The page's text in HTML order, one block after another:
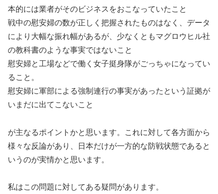
本的には業者がそのビジネスをおこなっていたこと
戦中の慰安婦の数が正しく把握されたものはなく、データ
により大幅な振れ幅があるが、少なくともマグロウヒル社
の教科書のような事実ではないこと
慰安婦と工場などで働く女子挺身隊がごっちゃになってい
ること。
慰安婦に軍部による強制連行の事実があったという証拠が
いまだに出てこないこと
が主なるポイントかと思います。これに対して各方面から
様々な反論があり、日本だけが一方的な防戦状態であると
いうのが実情かと思います。
私はこの問題に対してある疑問があります。